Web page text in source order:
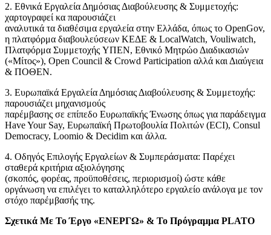
2. Εθνικά Εργαλεία Δημόσιας Διαβούλευσης & Συμμετοχής:
χαρτογραφεί κα παρουσιάζει
αναλυτικά τα διαθέσιμα εργαλεία στην Ελλάδα, όπως το OpenGov,
η πλατφόρμα διαβουλεύσεων ΚΕΔΕ & LocalWatch, Vouliwatch,
Πλατφόρμα Συμμετοχής YΠΕΝ, Εθνικό Μητρώο Διαδικασιών
(«Μίτος»), Open Council & Crowd Participation αλλά και Διαύγεια
& ΠΟΘΕΝ.
3. Ευρωπαϊκά Εργαλεία Δημόσιας Διαβούλευσης & Συμμετοχής:
παρουσιάζει μηχανισμούς
παρέμβασης σε επίπεδο Ευρωπαϊκής Ένωσης όπως για παράδειγμα
Have Your Say, Ευρωπαϊκή Πρωτοβουλία Πολιτών (ECI), Consul
Democracy, Loomio & Decidim και άλλα.
4. Οδηγός Επιλογής Εργαλείων & Συμπεράσματα: Παρέχει
σταθερά κριτήρια αξιολόγησης
(σκοπός, φορέας, προϋποθέσεις, περιορισμοί) ώστε κάθε
οργάνωση να επιλέγει το καταλληλότερο εργαλείο ανάλογα με τον
στόχο παρέμβασής της.
Σχετικά Με Το Έργο «ΕΝΕΡΓΩ» & Το Πρόγραμμα PLATO